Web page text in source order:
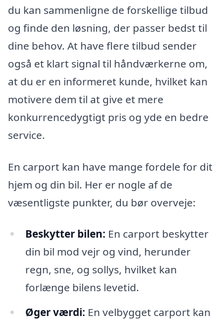
du kan sammenligne de forskellige tilbud
og finde den løsning, der passer bedst til
dine behov. At have flere tilbud sender
også et klart signal til håndværkerne om,
at du er en informeret kunde, hvilket kan
motivere dem til at give et mere
konkurrencedygtigt pris og yde en bedre
service.
En carport kan have mange fordele for dit
hjem og din bil. Her er nogle af de
væsentligste punkter, du bør overveje:
Beskytter bilen: En carport beskytter
din bil mod vejr og vind, herunder
regn, sne, og sollys, hvilket kan
forlænge bilens levetid.
Øger værdi: En velbygget carport kan